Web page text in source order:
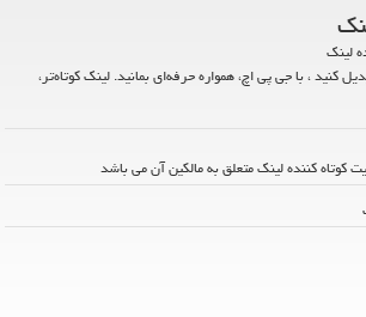
لینک
کنید ، با جی پی اچ، همواره حرفه‌ای بمانید. لینک کوتاه‌تر،